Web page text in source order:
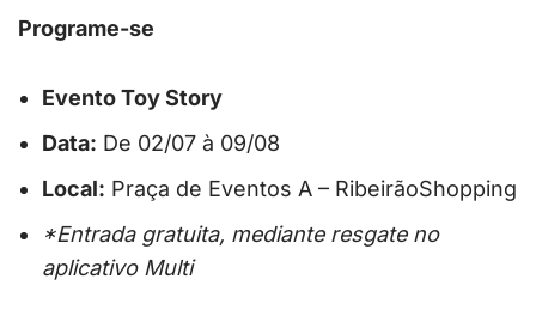
Programe-se
Evento Toy Story
Data: De 02/07 à 09/08
Local: Praça de Eventos A – RibeirãoShopping
*Entrada gratuita, mediante resgate no
aplicativo Multi